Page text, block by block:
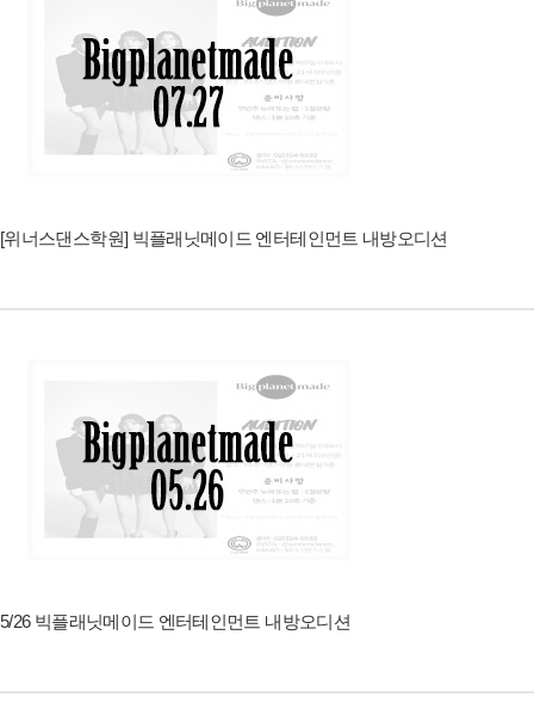
[위너스댄스학원] 빅플래닛메이드 엔터테인먼트 내방오디션
5/26 빅플래닛메이드 엔터테인먼트 내방오디션